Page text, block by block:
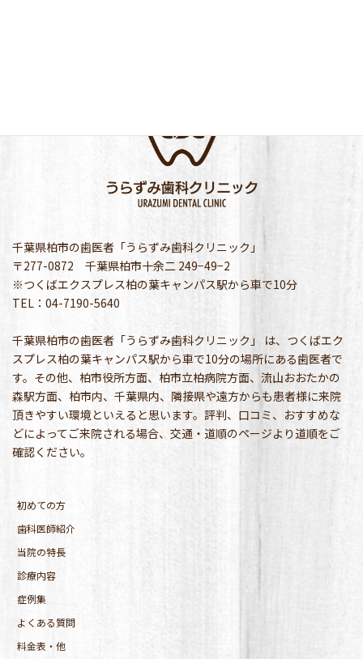
千葉県柏市の歯医者「うらずみ歯科クリニック」
〒277-0872 千葉県柏市十余二 249−49−2
※つくばエクスプレス柏の葉キャンパス駅から車で10分
TEL：04-7190-5640
千葉県柏市の歯医者「うらずみ歯科クリニック」 は、つくばエク
スプレス柏の葉キャンパス駅から車で10分の場所にある歯医者で
す。その他、柏市役所方面、柏市立柏病院方面、流山おおたかの
森駅方面、柏市内、千葉県内、隣接県や遠方からも患者様に来院
頂きやすい環境といえると思います。評判、口コミ、おすすめな
どによってご来院される場合、交通・道順のページより道順をご
確認ください。
初めての方
歯科医師紹介
当院の特長
診療内容
症例集
よくある質問
料金表・他